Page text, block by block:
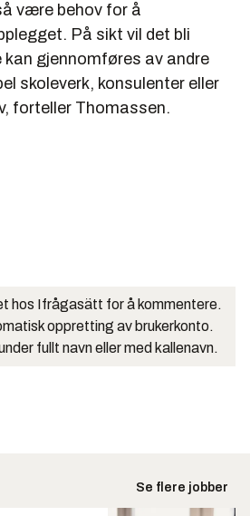
være behov for å
På sikt vil det bli
kan gjennomføres av andre
skoleverk, konsulenter eller
forteller Thomassen.
hos Ifrågasätt for å kommentere.
oppretting av brukerkonto.
fullt navn eller med kallenavn.
Se flere jobber